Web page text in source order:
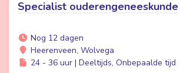
Specialist ouderengeneeskunde
Nog 12 dagen
Heerenveen, Wolvega
24 - 36 uur | Deeltijds, Onbepaalde tijd